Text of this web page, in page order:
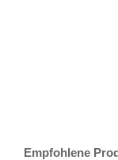
Empfohlene